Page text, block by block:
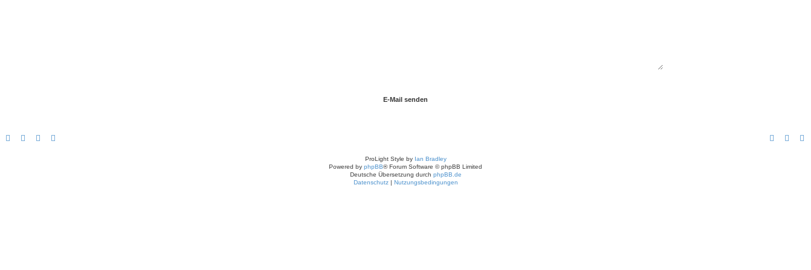
ProLight Style by Ian Bradley
Powered by phpBB® Forum Software © phpBB Limited
Deutsche Übersetzung durch phpBB.de
Datenschutz| Nutzungsbedingungen